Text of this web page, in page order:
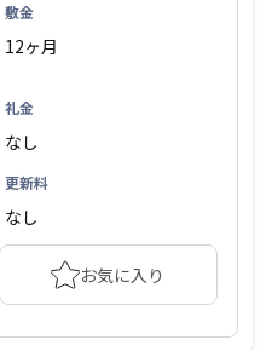
敷金
12ヶ月
礼金
なし
更新料
なし
お気に入り